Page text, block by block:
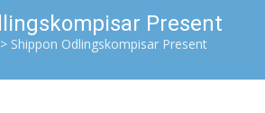
Present
> Shippon Odlingskompisar Present